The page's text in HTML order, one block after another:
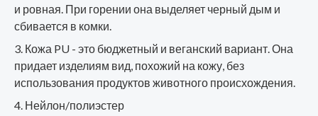
и ровная. При горении она выделяет черный дым и
сбивается в комки.
Кожа PU - это бюджетный и веганский вариант. Она
придает изделиям вид, похожий на кожу, без
использования продуктов животного происхождения.
Нейлон/полиэстер